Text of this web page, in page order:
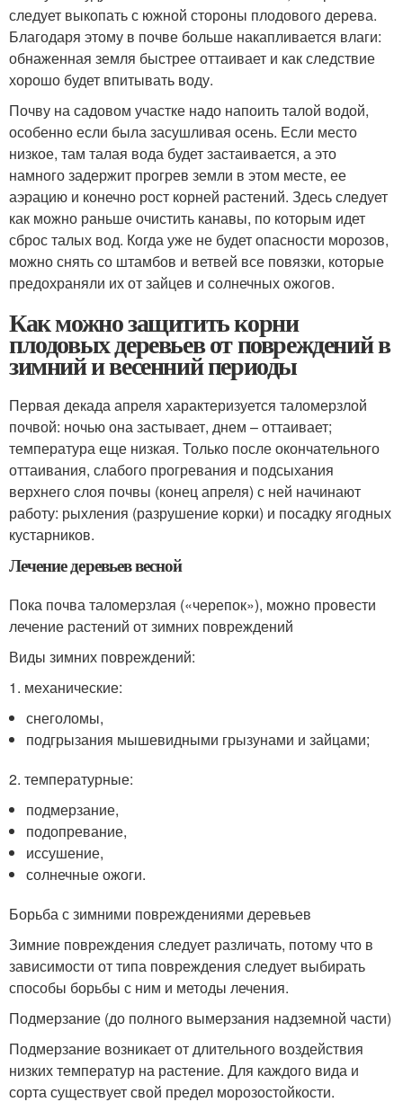
следует выкопать с южной стороны плодового дерева.
Благодаря этому в почве больше накапливается влаги:
обнаженная земля быстрее оттаивает и как следствие
хорошо будет впитывать воду.
Почву на садовом участке надо напоить талой водой,
особенно если была засушливая осень. Если место
низкое, там талая вода будет застаивается, а это
намного задержит прогрев земли в этом месте, ее
аэрацию и конечно рост корней растений. Здесь следует
как можно раньше очистить канавы, по которым идет
сброс талых вод. Когда уже не будет опасности морозов,
можно снять со штамбов и ветвей все повязки, которые
предохраняли их от зайцев и солнечных ожогов.
Как можно защитить корни
плодовых деревьев от повреждений в
зимний и весенний периоды
Первая декада апреля характеризуется таломерзлой
почвой: ночью она застывает, днем – оттаивает;
температура еще низкая. Только после окончательного
оттаивания, слабого прогревания и подсыхания
верхнего слоя почвы (конец апреля) с ней начинают
работу: рыхления (разрушение корки) и посадку ягодных
кустарников.
Лечение деревьев весной
Пока почва таломерзлая («черепок»), можно провести
лечение растений от зимних повреждений
Виды зимних повреждений:
1. механические:
снеголомы,
подгрызания мышевидными грызунами и зайцами;
2. температурные:
подмерзание,
подопревание,
иссушение,
солнечные ожоги.
Борьба с зимними повреждениями деревьев
Зимние повреждения следует различать, потому что в
зависимости от типа повреждения следует выбирать
способы борьбы с ним и методы лечения.
Подмерзание (до полного вымерзания надземной части)
Подмерзание возникает от длительного воздействия
низких температур на растение. Для каждого вида и
сорта существует свой предел морозостойкости.